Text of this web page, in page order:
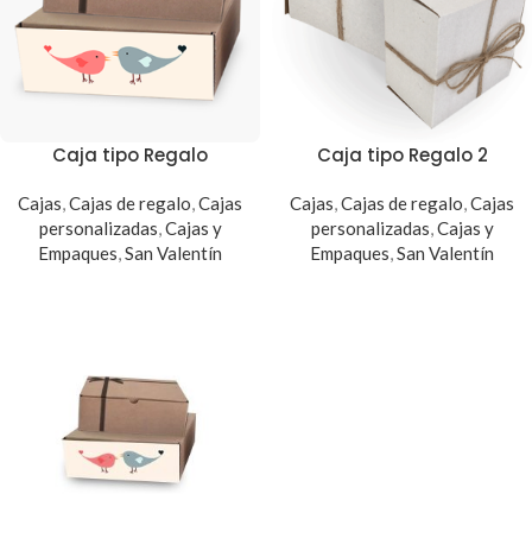
Caja tipo Regalo
Cajas,Cajas de regalo,Cajas
personalizadas,Cajas y
Empaques,San Valentín
Caja tipo Regalo 2
Cajas,Cajas de regalo,Cajas
personalizadas,Cajas y
Empaques,San Valentín